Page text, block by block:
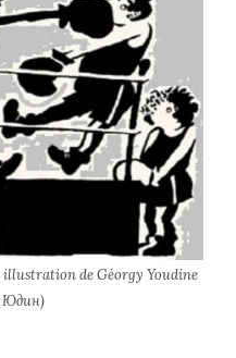
de Géorgy Youdine
Юдин)